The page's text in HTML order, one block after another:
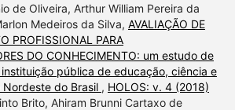
de Oliveira, Arthur William Pereira da
Medeiros da Silva, AVALIAÇÃO DE
PROFISSIONAL PARA
DO CONHECIMENTO: um estudo de
pública de educação, ciência e
do Brasil , HOLOS: v. 4 (2018)
Brito, Ahiram Brunni Cartaxo de